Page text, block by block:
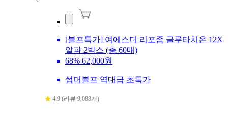
[블프특가] 여에스더 리포좀 글루타치온 12X
알파 2박스 (총 60매)
68% 62,000원
썸머블프 역대급 초특가
4.9 (리뷰 9,088개)